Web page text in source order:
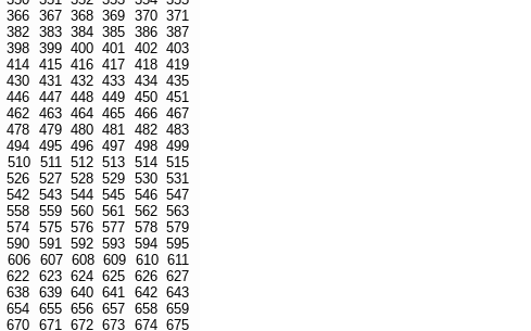
366 367 368 369 370 371
382 383 384 385 386 387
398 399 400 401 402 403
414 415 416 417 418 419
430 431 432 433 434 435
446 447 448 449 450 451
462 463 464 465 466 467
478 479 480 481 482 483
494 495 496 497 498 499
510 511 512 513 514 515
526 527 528 529 530 531
542 543 544 545 546 547
558 559 560 561 562 563
574 575 576 577 578 579
590 591 592 593 594 595
606 607 608 609 610 611
622 623 624 625 626 627
638 639 640 641 642 643
654 655 656 657 658 659
670 671 672 673 674 675